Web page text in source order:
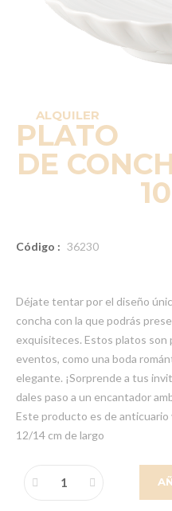
ALQUILER
PLATO
DE
Código : 36230
Déjate tentar por el diseño
concha con la que podrás
exquisiteces. Estos platos son
eventos, como una boda
elegante. ¡Sorprende a tus
dales paso a un encantador
Este producto es de anticuario
12/14 cm de largo